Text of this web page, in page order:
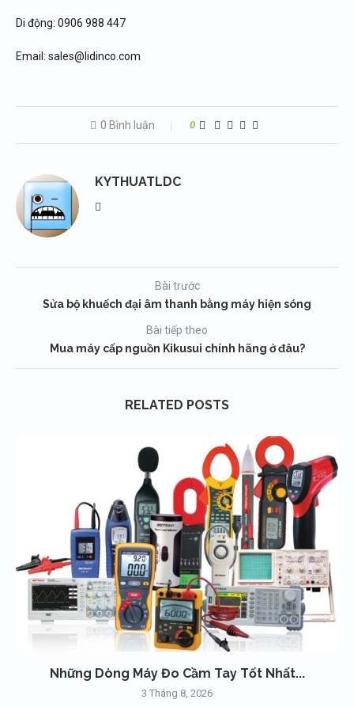
Di động: 0906 988 447
Email: sales@lidinco.com
0 Bình luận 0
KYTHUATLDC
Bài trước
Sửa bộ khuếch đại âm thanh bằng máy hiện sóng
Bài tiếp theo
Mua máy cấp nguồn Kikusui chính hãng ở đâu?
RELATED POSTS
Những Dòng Máy Đo Cầm Tay Tốt Nhất...
3 Tháng 8, 2026